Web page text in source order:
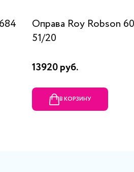
Оправа Roy Robson
51/20
13920 руб.
В КОРЗИНУ